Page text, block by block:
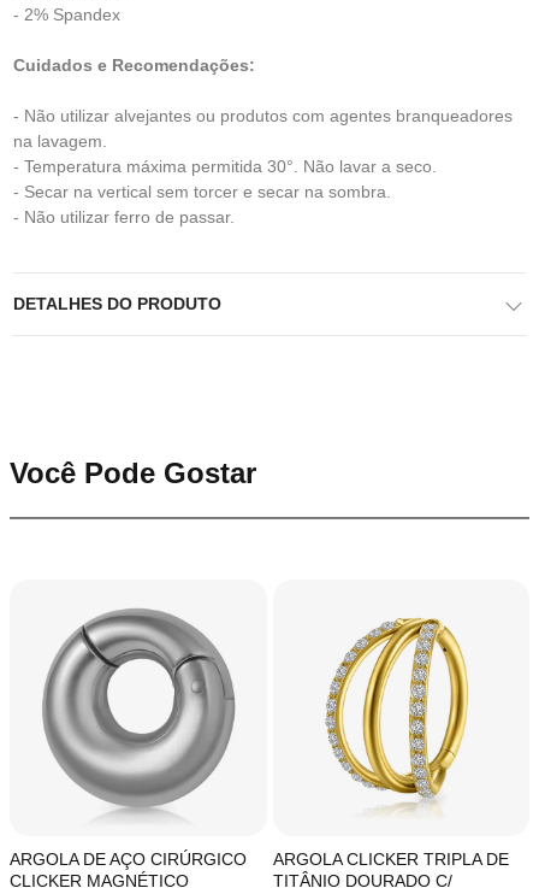
- 2% Spandex
Cuidados e Recomendações:
- Não utilizar alvejantes ou produtos com agentes branqueadores
na lavagem.
- Temperatura máxima permitida 30°. Não lavar a seco.
- Secar na vertical sem torcer e secar na sombra.
- Não utilizar ferro de passar.
DETALHES DO PRODUTO
Você Pode Gostar
ARGOLA DE AÇO CIRÚRGICO
CLICKER MAGNÉTICO
ARGOLA CLICKER TRIPLA DE
TITÂNIO DOURADO C/